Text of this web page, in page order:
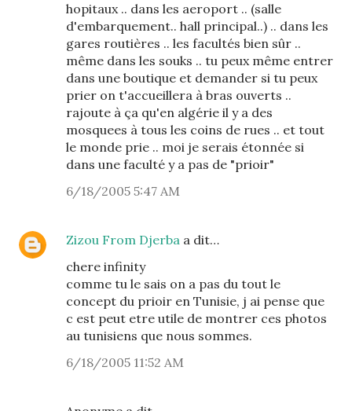
hopitaux .. dans les aeroport .. (salle
d'embarquement.. hall principal..) .. dans les
gares routières .. les facultés bien sûr ..
même dans les souks .. tu peux même entrer
dans une boutique et demander si tu peux
prier on t'accueillera à bras ouverts ..
rajoute à ça qu'en algérie il y a des
mosquees à tous les coins de rues .. et tout
le monde prie .. moi je serais étonnée si
dans une faculté y a pas de "prioir"
6/18/2005 5:47 AM
Zizou From Djerba a dit…
chere infinity
comme tu le sais on a pas du tout le
concept du prioir en Tunisie, j ai pense que
c est peut etre utile de montrer ces photos
au tunisiens que nous sommes.
6/18/2005 11:52 AM